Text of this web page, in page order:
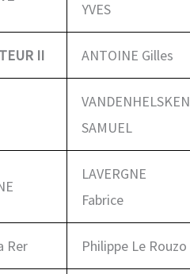
YVES
II ANTOINE Gilles
VANDENHELSKEN
SAMUEL
LAVERGNE
Fabrice
Rer Philippe Le Rouzo